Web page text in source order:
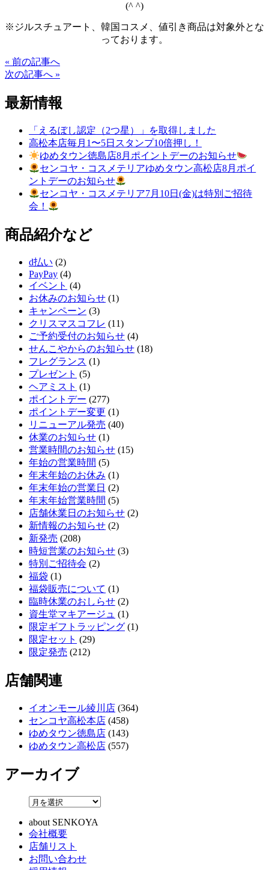
(^ ^)
※ジルスチュアート、韓国コスメ、値引き商品は対象外とな
っております。
« 前の記事へ
次の記事へ »
最新情報
「えるぼし認定（2つ星）」を取得しました
高松本店毎月1〜5日スタンプ10倍押し！
ゆめタウン徳島店8月ポイントデーのお知らせ
センコヤ・コスメテリアゆめタウン高松店8月ポイ
ントデーのお知らせ
センコヤ・コスメテリア7月10日(金)は特別ご招待
会！
商品紹介など
d払い (2)
PayPay (4)
イベント (4)
お休みのお知らせ (1)
キャンペーン (3)
クリスマスコフレ (11)
ご予約受付のお知らせ (4)
せんこやからのお知らせ (18)
フレグランス (1)
プレゼント (5)
ヘアミスト (1)
ポイントデー (277)
ポイントデー変更 (1)
リニューアル発売 (40)
休業のお知らせ (1)
営業時間のお知らせ (15)
年始の営業時間 (5)
年末年始のお休み (1)
年末年始の営業日 (2)
年末年始営業時間 (5)
店舗休業日のお知らせ (2)
新情報のお知らせ (2)
新発売 (208)
時短営業のお知らせ (3)
特別ご招待会 (2)
福袋 (1)
福袋販売について (1)
臨時休業のおしらせ (2)
資生堂マキアージュ (1)
限定ギフトラッピング (1)
限定セット (29)
限定発売 (212)
店舗関連
イオンモール綾川店 (364)
センコヤ高松本店 (458)
ゆめタウン徳島店 (143)
ゆめタウン高松店 (557)
アーカイブ
about SENKOYA
会社概要
店舗リスト
お問い合わせ